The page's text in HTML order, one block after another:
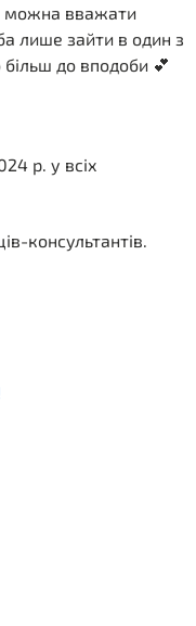
можна вважати
лише зайти в один з
до вподоби 💕
р. у всіх
консультантів.